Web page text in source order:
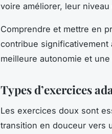
voire améliorer, leur
Comprendre et mettre en
contribue
meilleure autonomie et
Types d’exercices
Les exercices doux sont
transition en douceur vers